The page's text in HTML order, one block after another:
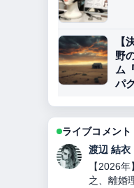
【
野
ム
パ
ライブコメント
小林 大智
チンギス
底解説！